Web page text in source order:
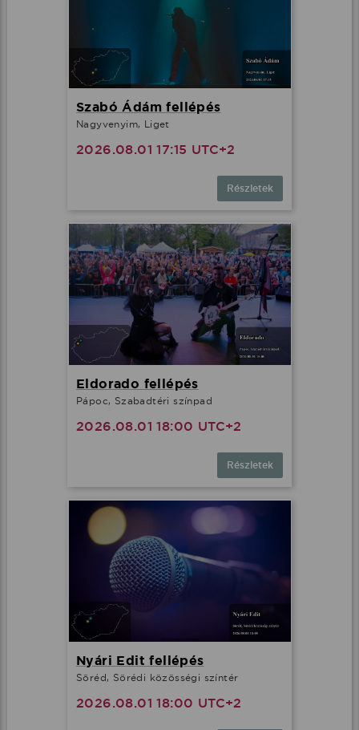
Szabó Ádám fellépés
Nagyvenyim, Liget
2026.08.01 17:15 UTC+2
Részletek
Eldorado fellépés
Pápoc, Szabadtéri színpad
2026.08.01 18:00 UTC+2
Részletek
Nyári Edit fellépés
Söréd, Sörédi közösségi színtér
2026.08.01 18:00 UTC+2